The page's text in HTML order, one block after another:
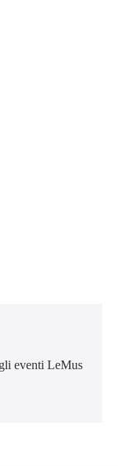
eventi LeMus